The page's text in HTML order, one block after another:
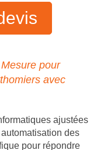
pour
avec
ajustées
des
pour répondre